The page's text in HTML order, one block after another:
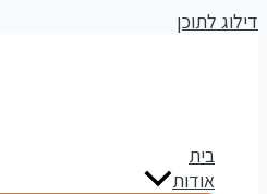
דילוג לתוכן
בית
אודות